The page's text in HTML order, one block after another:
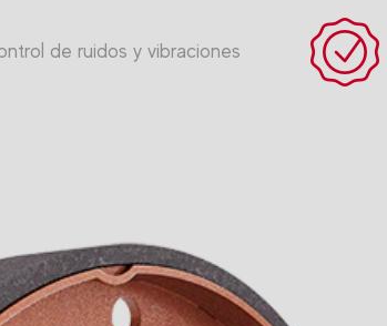
de ruidos y vibraciones